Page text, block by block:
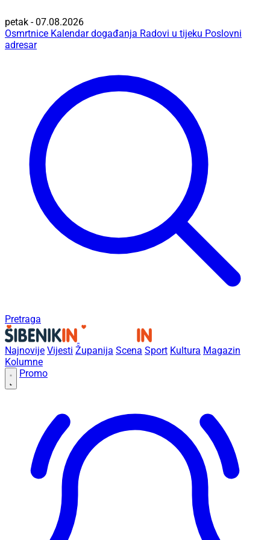
petak - 07.08.2026
Osmrtnice Kalendar događanja Radovi u tijeku Poslovni
adresar
Pretraga
Najnovije Vijesti Županija Scena Sport Kultura Magazin
Kolumne
Promo